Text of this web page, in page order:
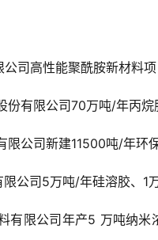
公司高性能聚酰胺新材料
份有限公司70万吨/年丙
限公司新建11500吨/年环
公司5万吨/年硅溶胶、1
有限公司年产5 万吨纳